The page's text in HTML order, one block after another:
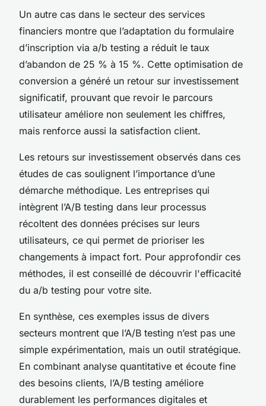
Un autre cas dans le secteur des services
financiers montre que l’adaptation du formulaire
d’inscription via a/b testing a réduit le taux
d’abandon de 25 % à 15 %. Cette optimisation de
conversion a généré un retour sur investissement
significatif, prouvant que revoir le parcours
utilisateur améliore non seulement les chiffres,
mais renforce aussi la satisfaction client.
Les retours sur investissement observés dans ces
études de cas soulignent l’importance d’une
démarche méthodique. Les entreprises qui
intègrent l’A/B testing dans leur processus
récoltent des données précises sur leurs
utilisateurs, ce qui permet de prioriser les
changements à impact fort. Pour approfondir ces
méthodes, il est conseillé de découvrir l'efficacité
du a/b testing pour votre site.
En synthèse, ces exemples issus de divers
secteurs montrent que l’A/B testing n’est pas une
simple expérimentation, mais un outil stratégique.
En combinant analyse quantitative et écoute fine
des besoins clients, l’A/B testing améliore
durablement les performances digitales et